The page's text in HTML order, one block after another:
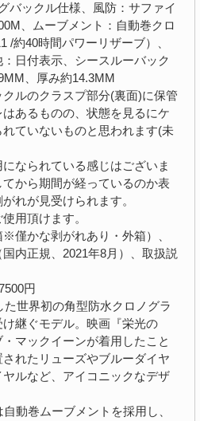
バックル仕様、風防：サファイ
、ムーブメント：自動巻クロ
/約40時間パワーリザーブ）、
日付表示、シースルーバック
、厚み約14.3MM
クルのクラスプ部分(裏面)に保管
あるものの、状態を見るにケ
ていないものと思われます(未
なられている感じはございま
から期間が経っているのか表
れが見受けられます。
用頂けます。
※僅かな剥がれあり・外箱）、
内正規、2021年8月）、取扱説
円
た世界初の角型防水クロノグラ
継ぐモデル。映画『栄光の
マックイーンが着用したこと
れたリューズやブルーダイヤ
ルなど、アイコニックなデザ
動巻ムーブメントを採用し、